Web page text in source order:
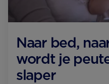
Naar bed,
wordt je
slaper